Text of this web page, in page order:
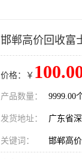
邯郸高价回收富
价格：￥
产品数量： 9999.00
发货地址： 广东省
关键词： 邯郸高